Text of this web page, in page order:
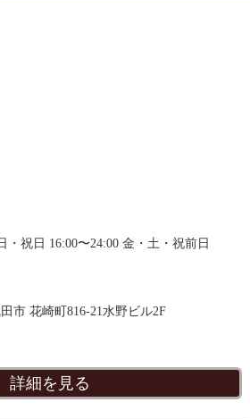
・祝日 16:00〜24:00 金・土・祝前日
市 花崎町816-21水野ビル2F
詳細を見る